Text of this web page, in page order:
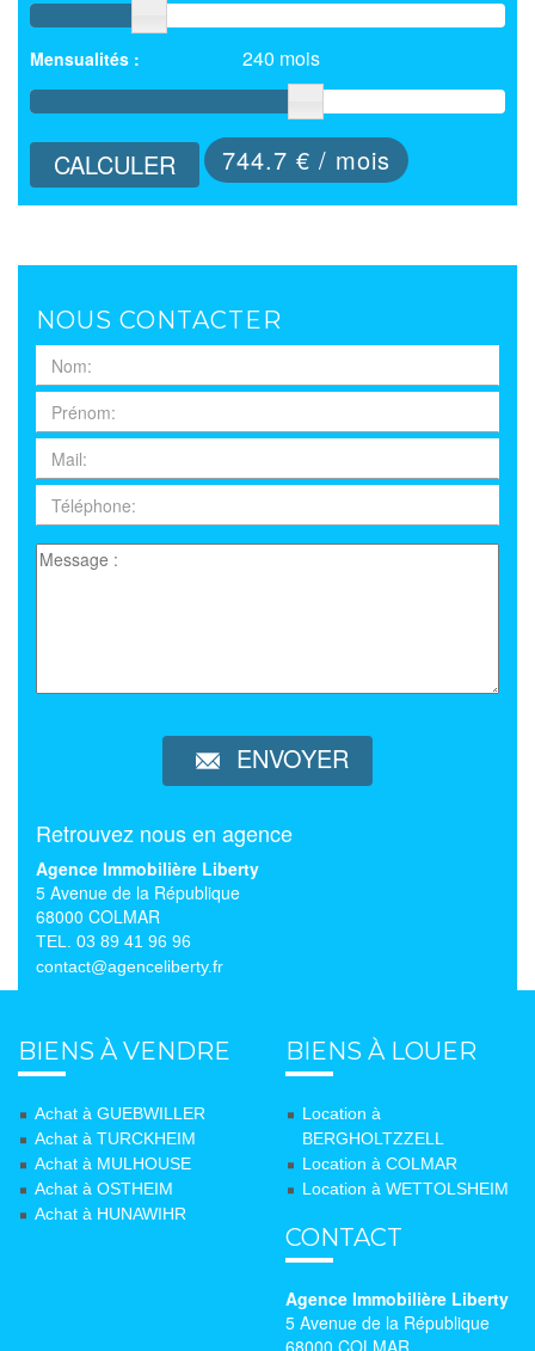
Mensualités : 240 mois
CALCULER 744.7 € / mois
NOUS CONTACTER
ENVOYER
Retrouvez nous en agence
Agence Immobilière Liberty
5 Avenue de la République
68000 COLMAR
TEL. 03 89 41 96 96
contact@agenceliberty.fr
BIENS À VENDRE
Achat à GUEBWILLER
Achat à TURCKHEIM
Achat à MULHOUSE
Achat à OSTHEIM
Achat à HUNAWIHR
BIENS À LOUER
Location à
BERGHOLTZZELL
Location à COLMAR
Location à WETTOLSHEIM
CONTACT
Agence Immobilière Liberty
5 Avenue de la République